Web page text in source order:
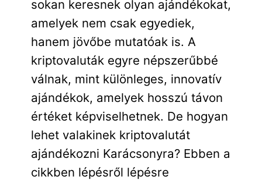
sokan keresnek olyan ajándékokat,
amelyek nem csak egyediek,
hanem jövőbe mutatóak is. A
kriptovaluták egyre népszerűbbé
válnak, mint különleges, innovatív
ajándékok, amelyek hosszú távon
értéket képviselhetnek. De hogyan
lehet valakinek kriptovalutát
ajándékozni Karácsonyra? Ebben a
cikkben lépésről lépésre